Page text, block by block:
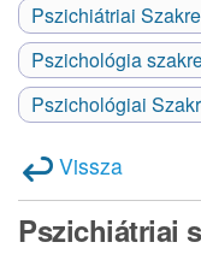
Pszichiátriai
Pszichológia
Pszichológiai
Vissza
Pszichiátriai